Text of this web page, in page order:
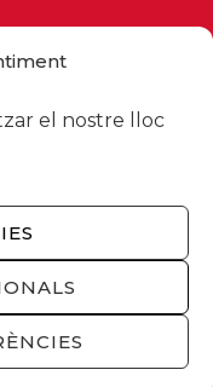
el nostre lloc
Nacional
/Privacitat